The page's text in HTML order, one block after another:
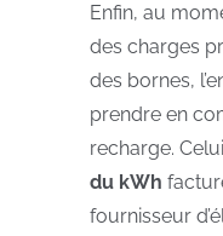
Enfin, au
des charges
des bornes,
prendre en
recharge.
du kWh
fournisseur